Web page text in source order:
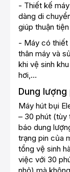
- Thiết kế
dàng di
giúp thuận
- Máy có thiết
thân máy và
khi vệ sinh
hơi,…
Dung
Máy hút bụi
– 30 phút (tùy
báo dung
trạng pin của
tổng vệ sinh
việc với 30